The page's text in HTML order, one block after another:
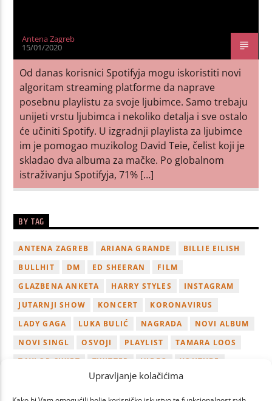
Upravljanje kolačićima
Antena Zagreb
15/01/2020
Od danas korisnici Spotifyja mogu iskoristiti novi
algoritam streaming platforme da naprave
posebnu playlistu za svoje ljubimce. Samo trebaju
unijeti vrstu ljubimca i nekoliko detalja i sve ostalo
će učiniti Spotify. U izgradnji playlista za ljubimce
im je pomogao muzikolog David Teie, čelist koji je
skladao dva albuma za mačke. Po globalnom
istraživanju Spotifyja, 71% […]
BY TAG
ANTENA ZAGREB ARIANA GRANDE
BILLIE EILISH
BULLHIT
DM ED SHEERAN
FILM
GLAZBENA ANKETA
HARRY STYLES
INSTAGRAM
JUTARNJI SHOW
KONCERT
KORONAVIRUS
LADY GAGA
LUKA BULIĆ NAGRADA
NOVI ALBUM
NOVI SINGL
OSVOJI PLAYLIST
TAMARA LOOS
TAYLOR SWIFT
TWITTER VIDEO
YOUTUBE